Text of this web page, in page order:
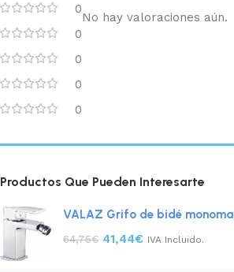
0
0
0
0
0
No hay valoraciones aún.
Productos Que Pueden Interesarte
VALAZ Grifo de bidé
64,75€ 41,44€ IVA Incluido.